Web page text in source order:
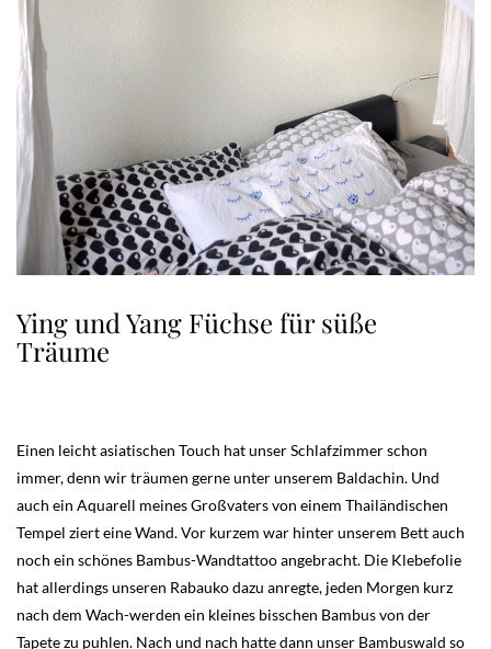
Ying und Yang Füchse für süße
Träume
Einen leicht asiatischen Touch hat unser Schlafzimmer schon
immer, denn wir träumen gerne unter unserem Baldachin. Und
auch ein Aquarell meines Großvaters von einem Thailändischen
Tempel ziert eine Wand. Vor kurzem war hinter unserem Bett auch
noch ein schönes Bambus-Wandtattoo angebracht. Die Klebefolie
hat allerdings unseren Rabauko dazu anregte, jeden Morgen kurz
nach dem Wach-werden ein kleines bisschen Bambus von der
Tapete zu puhlen. Nach und nach hatte dann unser Bambuswald so